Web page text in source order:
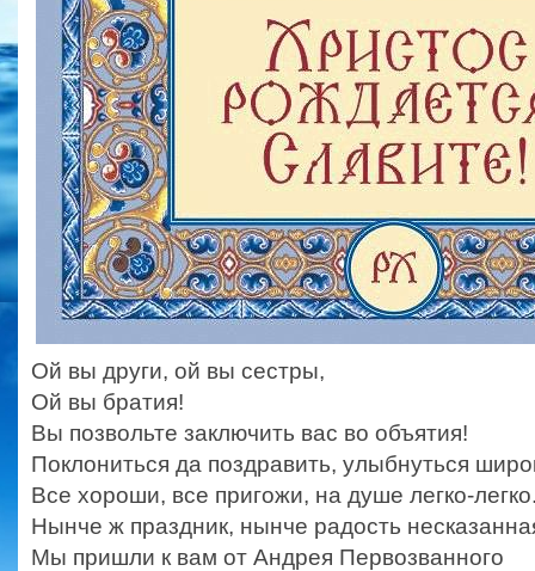
Ой вы други, ой вы сестры,
Ой вы братия!
Вы позвольте заключить вас во объятия!
Поклониться да поздравить, улыбнуться
Все хороши, все пригожи, на душе легко-
Нынче ж праздник, нынче радость
Мы пришли к вам от Андрея Первозванного